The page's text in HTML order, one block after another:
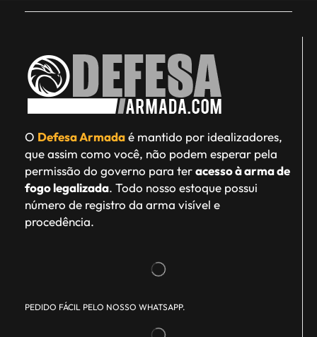
O Defesa Armadaé mantido por idealizadores,
que assim como você, não podem esperar pela
permissão do governo para teracesso à arma de
fogo legalizada. Todo nosso estoque possui
número de registro da arma visível e
procedência.
PEDIDO FÁCIL PELO NOSSO WHATSAPP.